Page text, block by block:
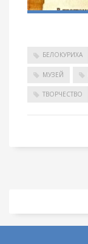
БЕЛОКУРИХА
МУЗЕЙ
ТВОРЧЕСТВО